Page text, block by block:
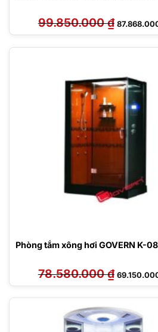
99.850.000₫ Giá
gốc
là:
Phòng tắm xông hơi GOVERN K-
78.580.000₫ Giá
gốc
là: